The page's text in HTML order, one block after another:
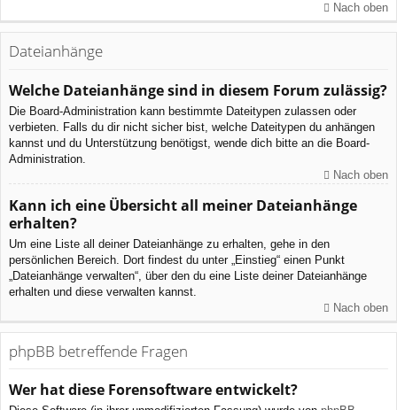
Nach oben
Dateianhänge
Welche Dateianhänge sind in diesem Forum zulässig?
Die Board-Administration kann bestimmte Dateitypen zulassen oder
verbieten. Falls du dir nicht sicher bist, welche Dateitypen du anhängen
kannst und du Unterstützung benötigst, wende dich bitte an die Board-
Administration.
Nach oben
Kann ich eine Übersicht all meiner Dateianhänge
erhalten?
Um eine Liste all deiner Dateianhänge zu erhalten, gehe in den
persönlichen Bereich. Dort findest du unter „Einstieg“ einen Punkt
„Dateianhänge verwalten“, über den du eine Liste deiner Dateianhänge
erhalten und diese verwalten kannst.
Nach oben
phpBB betreffende Fragen
Wer hat diese Forensoftware entwickelt?